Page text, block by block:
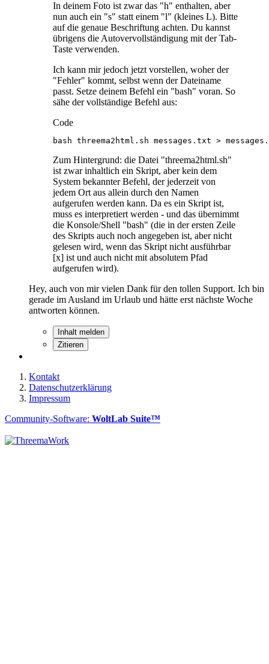
In deinem Foto ist zwar das "h" enthalten, aber
nun auch ein "s" statt einem "l" (kleines L). Bitte
auf die genaue Beschriftung achten. Du kannst
übrigens die Autovervollständigung mit der Tab-
Taste verwenden.
Ich kann mir jedoch jetzt vorstellen, woher der
"Fehler" kommt, selbst wenn der Dateiname
passt. Setze deinem Befehl ein "bash" voran. So
sähe der vollständige Befehl aus:
Code
bash threema2html.sh messages.txt >
Zum Hintergrund: die Datei "threema2html.sh"
ist zwar inhaltlich ein Skript, aber kein dem
System bekannter Befehl, der jederzeit von
jedem Ort aus allein durch den Namen
aufgerufen werden kann. Da es ein Skript ist,
muss es interpretiert werden - und das übernimmt
die Konsole/Shell "bash" (die in der ersten Zeile
des Skripts auch noch angegeben ist, aber nicht
gelesen wird, wenn das Skript nicht ausführbar
[x] ist und auch nicht mit absolutem Pfad
aufgerufen wird).
Hey, auch von mir vielen Dank für den tollen Support. Ich bin
gerade im Ausland im Urlaub und hätte erst nächste Woche
antworten können.
Inhalt melden
Zitieren
Kontakt
Datenschutzerklärung
Impressum
Community-Software: WoltLab Suite™